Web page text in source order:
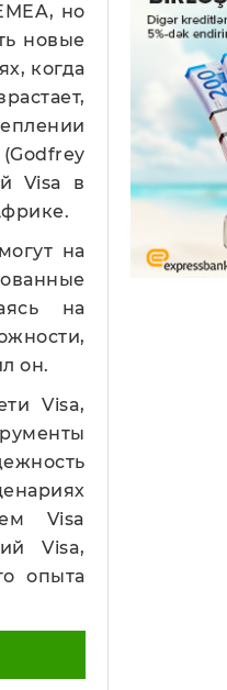
но
новые
когда
Visa в
на
на
он.
Visa,
Visa
Visa,
опыта